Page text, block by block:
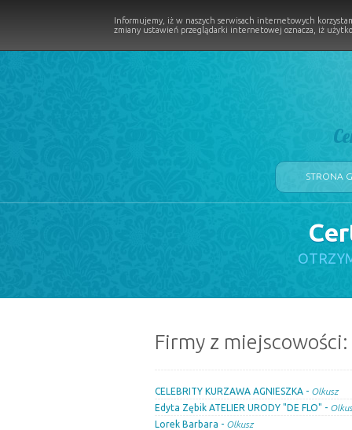
STRONA
Firmy z
CELEBRITY KURZAWA AGNIESZKA - Olkusz
Edyta Zębik ATELIER URODY "DE FLO" -
Lorek Barbara - Olkusz
Informujemy, iż w naszych serwisach internetowych
zmiany ustawień przeglądarki internetowej oznacza, iż